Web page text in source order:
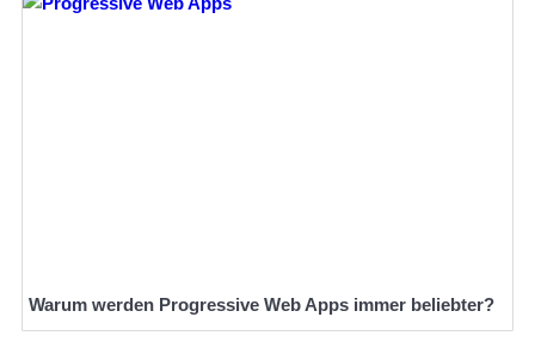
Warum werden Progressive Web Apps immer beliebter?